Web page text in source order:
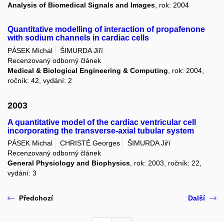
Analysis of Biomedical Signals and Images, rok: 2004
Quantitative modelling of interaction of propafenone
with sodium channels in cardiac cells
PÁSEK Michal
ŠIMURDA Jiří
Recenzovaný odborný článek
Medical & Biological Engineering & Computing , rok: 2004,
ročník: 42, vydání: 2
2003
A quantitative model of the cardiac ventricular cell
incorporating the transverse-axial tubular system
PÁSEK Michal CHRISTÉ Georges
ŠIMURDA Jiří
Recenzovaný odborný článek
General Physiology and Biophysics, rok: 2003, ročník: 22,
vydání: 3
Předchozí Další